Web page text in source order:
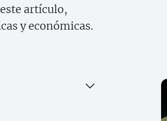
artículo,
y económicas.